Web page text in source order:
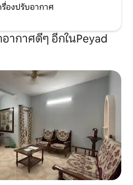
รื่องปรับอากาศ
ากาศดีๆ อีกในPeyad